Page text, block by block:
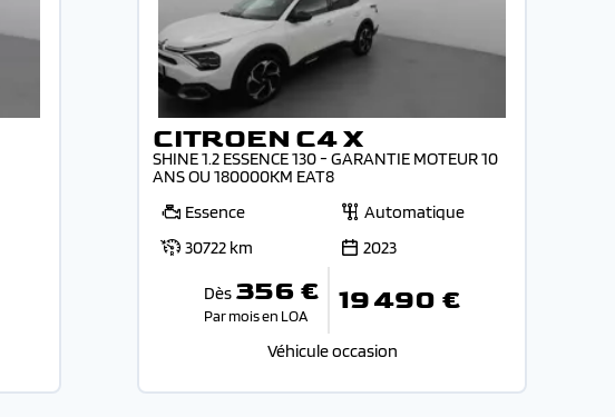
CITROEN C4 X
SHINE 1.2 ESSENCE 130 - GARANTIE MOTEUR 10
ANS OU 180000KM EAT8
Essence
Automatique
30722 km
2023
Dès 356 €
Par mois en LOA 19 490 €
Véhicule occasion